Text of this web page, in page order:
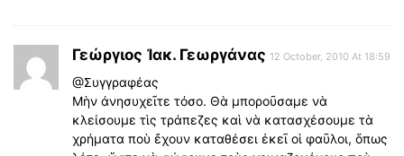
Γεώργιος Ἰακ. Γεωργάνας 12 October, 2010 At 18:59
@Συγγραφέας
Μὴν άνησυχεῖτε τόσο. Θὰ μποροῦσαμε νὰ
κλείσουμε τὶς τράπεζες καὶ νὰ κατασχέσουμε τὰ
χρήματα ποὺ ἔχουν καταθέσει ἐκεῖ οἱ φαῦλοι, ὅπως